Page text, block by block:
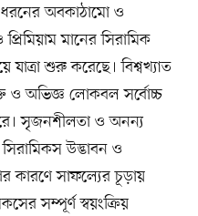
অবকাঠামো ও
প্রিমিয়াম মানের সিরামিক
শুরু করেছে। বিশ্বখ্যাত
ও অভিজ্ঞ লোকবল সর্বোচ্চ
সৃজনশীলতা ও অনন্য
উদ্ভাবন ও
কারণে সাফল্যের চূড়ায়
সম্পূর্ণ স্বয়ংক্রিয়